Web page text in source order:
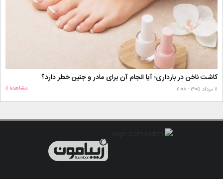
کاشت ناخن در بارداری؛ آیا انجام آن برای مادر و جنین خطر دارد؟
۱۱ مرداد ۱۴۰۵ - ۱۱:۰۸ مشاهده